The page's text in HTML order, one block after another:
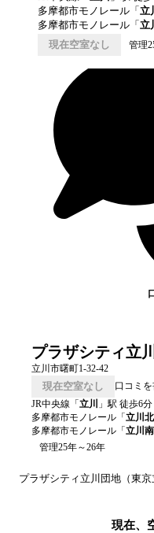
多摩都市モノレール 「 立
多摩都市モノレール 「 立
現在空室なし
管理
プラザシティ立川
立川市曙町1-32-42
現在空室なし
口コミを
JR中央線 「立川 」駅 徒歩6分
多摩都市モノレール 「立川北
多摩都市モノレール 「立川南
管理25年～26年
プラザシティ立川 団地（東京
現在、